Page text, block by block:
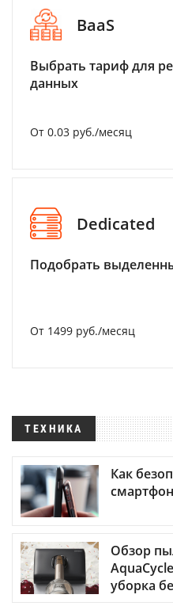
BaaS
Выбрать тариф для
данных
От 0.03 руб./месяц
Dedicated
Подобрать
От 1499 руб./месяц
ТЕХНИКА
Как
Обзор
уборка